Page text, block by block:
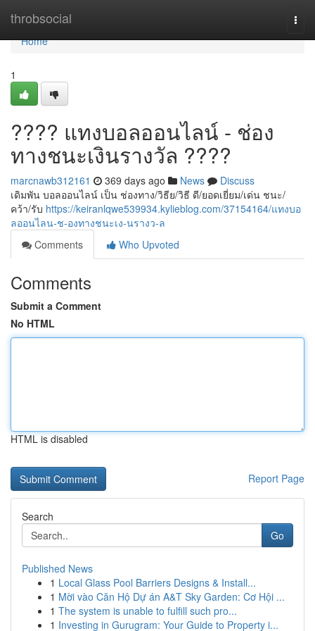
throbsocial
Home
Home
1
???? แทงบอลออนไลน์ - ช่อง
ทางชนะเงินรางวัล ????
marcnawb312161 369 days ago News
Discuss
เดิมพัน บอลออนไลน์ เป็น ช่องทาง/วิธีย/วิธี ดี/ยอดเยี่ยม/เด่น ชนะ/
คว้า/รับ https://keiranlqwe539934.kylieblog.com/37154164/แทงบอ
ลออนไลน-ช-องทางชนะเง-นรางว-ล
Comments
Who Upvoted
Comments
Submit a Comment
No HTML
HTML is disabled
Report Page
Search
Go
Published News
1 Local Glass Pool Barriers Designs & Install...
1 Mời vào Căn Hộ Dự án A&T Sky Garden: Cơ Hội ...
1 The system is unable to fulfill such pro...
1 Investing in Gurugram: Your Guide to Property i...